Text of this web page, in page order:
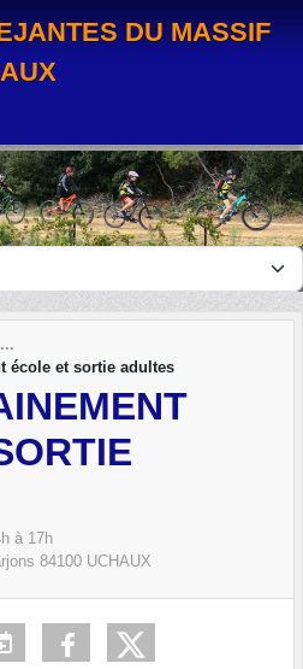
DU MASSIF
école et sortie adultes
à 17h
84100 UCHAUX